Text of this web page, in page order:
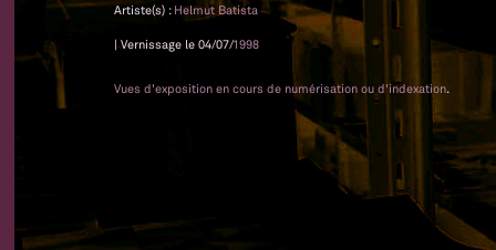
Artiste(s) : Helmut Batista
| Vernissage le 04/07/1998
Vues d'exposition en cours de numérisation ou d'indexation.